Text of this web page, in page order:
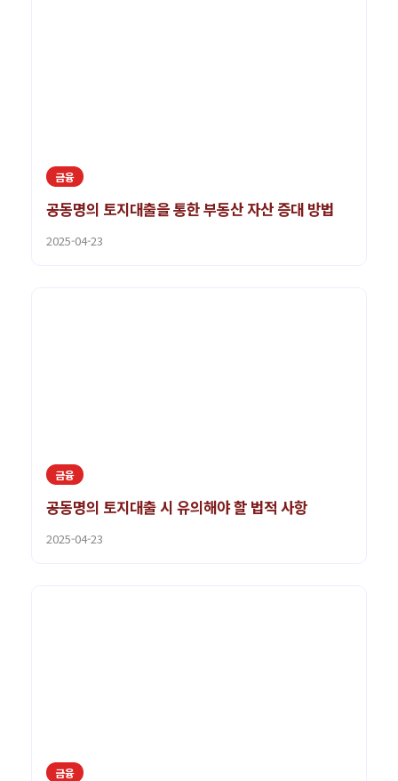
금융
공동명의 토지대출을 통한 부동산 자산 증대 방법
2025-04-23
금융
공동명의 토지대출 시 유의해야 할 법적 사항
2025-04-23
금융